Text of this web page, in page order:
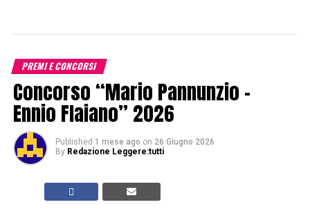
PREMI E CONCORSI
Concorso “Mario Pannunzio –
Ennio Flaiano” 2026
Published 1 mese ago on 26 Giugno 2026
By Redazione Leggere:tutti